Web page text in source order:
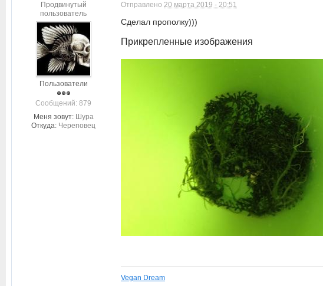
Продвинутый
пользователь
Пользователи
Cообщений: 879
Меня зовут: Шура
Откуда: Череповец
Отправлено 20 марта 2019 - 20:51
Сделал прополку)))
Прикрепленные изображения
Vegan Dream